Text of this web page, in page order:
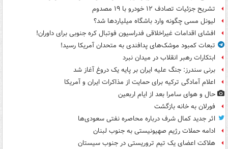
تشریح جزئیات تصادف ۱۲ خودرو با ۱۹ مصدوم
لیونل مسی چگونه وارد باشگاه میلیاردها شد؟
افشای اقدامات غیراخلاقی فدراسیون فوتبال کره جنوبی برای داوران!
تبعات کمبود موشک‌های پدافندی به متحدان آمریکا رسید!
ابتکارات رهبر انقلاب در میدان نبرد
برنی سندرز: جنگ علیه ایران بر پایه یک دروغ آغاز شد
اعلام آمادگی ترکیه برای حمایت از مذاکرات ایران و آمریکا
حال و هوای سامرا بعد از ایام اربعین
فورلان به خانه بازگشت
اثر جدید کمال شرف درباره محاصره نفتی سعودی‌ها
ادامه حملات رژیم صهیونیستی به جنوب لبنان
هلاکت اعضای یک تیم تروریستی در جنوب سیستان